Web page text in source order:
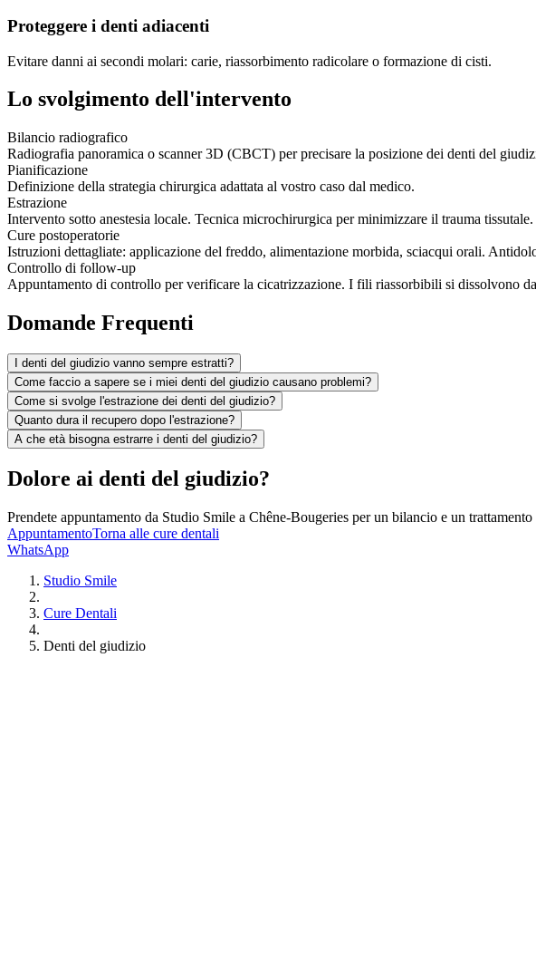
Proteggere i denti adiacenti
Evitare danni ai secondi molari: carie, riassorbimento radicolare o formazione di cisti.
Lo svolgimento dell'intervento
Bilancio radiografico
Radiografia panoramica o scanner 3D (CBCT) per precisare la posizione dei denti del
Pianificazione
Definizione della strategia chirurgica adattata al vostro caso dal medico.
Estrazione
Intervento sotto anestesia locale. Tecnica microchirurgica per minimizzare il trauma tissutale.
Cure postoperatorie
Istruzioni dettagliate: applicazione del freddo, alimentazione morbida, sciacqui orali.
Controllo di follow-up
Appuntamento di controllo per verificare la cicatrizzazione. I fili riassorbibili si dissolvono
Domande Frequenti
I denti del giudizio vanno sempre estratti?
Come faccio a sapere se i miei denti del giudizio causano problemi?
Come si svolge l'estrazione dei denti del giudizio?
Quanto dura il recupero dopo l'estrazione?
A che età bisogna estrarre i denti del giudizio?
Dolore ai denti del giudizio?
Prendete appuntamento da Studio Smile a Chêne-Bougeries per un bilancio e un trattamento
AppuntamentoTorna alle cure dentali
WhatsApp
Studio Smile
Cure Dentali
Denti del giudizio